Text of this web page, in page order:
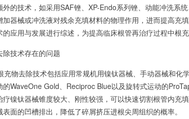
的技术，如采用SAF锉、XP-Endo系列锉、动能冲洗系
加器械或冲洗液对残余充填材料的物理作用，进而提高充
应用与发展进行综述，为提高临床根管再治疗过程中根
技术存在的问题
物去除技术包括应用常规机用镍钛器械、手动器械和化
的WaveOne Gold、Reciproc Blue以及旋转式运动的
疗镍钛器械锥度较大、刚性较强，可以快速切割根管内充
面的凹槽排出，降低了碎屑挤压进根尖周组织的概率。